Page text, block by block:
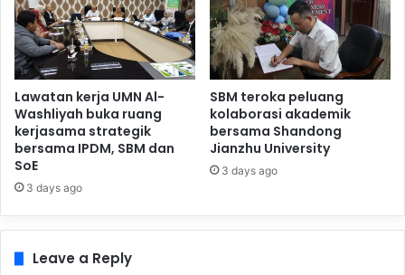
Lawatan kerja UMN Al-
Washliyah buka ruang
kerjasama strategik
bersama IPDM, SBM dan
SoE
3 days ago
SBM teroka peluang
kolaborasi akademik
bersama Shandong
Jianzhu University
3 days ago
Leave a Reply